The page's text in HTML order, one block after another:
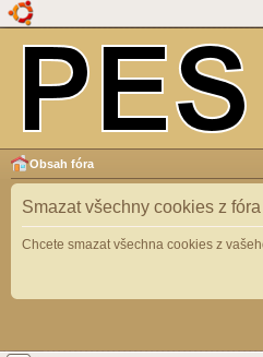
Obsah fóra
Smazat všechny cookies z fóra
Chcete smazat všechna cookies z